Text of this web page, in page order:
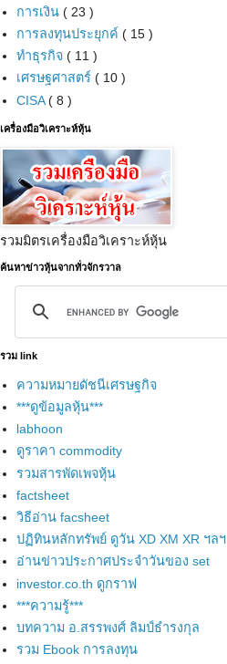
การเงิน ( 23 )
การลงทุนประยุกค์ ( 15 )
ทำธุรกิจ ( 11 )
เศรษฐศาสตร์ ( 10 )
CISA( 8 )
เครื่องมือวิเคราะห์หุ้น
รวมมิตรเครื่องมือวิเคราะห์หุ้น
ค้นหาข่าวหุ้นจากทั่วจักรวาล
รวม link
ความหมายดัชนีเศรษฐกิจ
***ดูข้อมูลหุ้น***
labhoon
ดูราคา commodity
รวมสารพัดเพจหุ้น
factsheet
วิธีอ่าน facsheet
ปฏิทินหลักทรัพย์ ดูวัน XD XM XR ฯลฯ
อ่านข่าวประกาศประจำวันของ set
investor.co.th ดูกราฟ
***ความรู้***
บทความ อ.สรรพงศ์ ลิมป์ธำรงกุล
รวม Ebook การลงทุน